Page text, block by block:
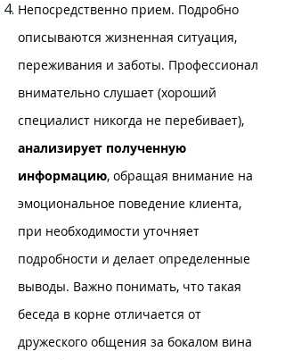
Непосредственно прием. Подробно
описываются жизненная ситуация,
переживания и заботы. Профессионал
внимательно слушает (хороший
специалист никогда не перебивает),
анализирует полученную
информацию, обращая внимание на
эмоциональное поведение клиента,
при необходимости уточняет
подробности и делает определенные
выводы. Важно понимать, что такая
беседа в корне отличается от
дружеского общения за бокалом вина